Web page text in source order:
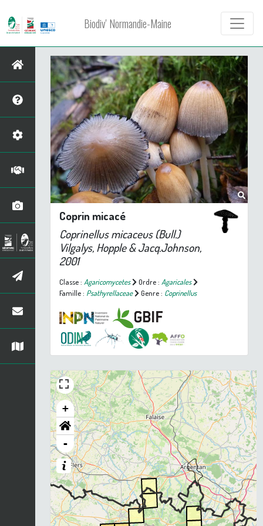
Biodiv' Normandie-Maine
Coprin micacé
Coprinellus micaceus(Bull.)
Vilgalys, Hopple & Jacq.Johnson,
2001
Classe : Agaricomycetes Ordre : Agaricales
Famille : Psathyrellaceae Genre : Coprinellus
+
-